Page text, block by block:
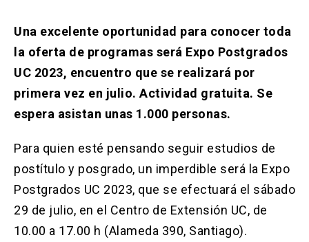
Programas Corporativos
Noticias
enlace
abre
en
una
nueva
pestaña)
(El
enlace
se
abre
una
nueva
Pagos y Convenios(El
enlace
se
en
ACCESOS UC
Una excelente oportunidad para conocer toda
la oferta de programas será Expo Postgrados
UC 2023, encuentro que se realizará por
primera vez en julio. Actividad gratuita. Se
espera asistan unas 1.000 personas.
Para quien esté pensando seguir estudios de
postítulo y posgrado, un imperdible será la Expo
Postgrados UC 2023, que se efectuará el sábado
29 de julio, en el Centro de Extensión UC, de
10.00 a 17.00 h (Alameda 390, Santiago).